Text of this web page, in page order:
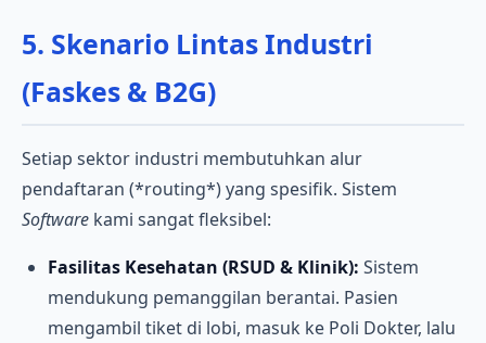
5. Skenario Lintas Industri
(Faskes & B2G)
Setiap sektor industri membutuhkan alur
pendaftaran (*routing*) yang spesifik. Sistem
Software kami sangat fleksibel:
Fasilitas Kesehatan (RSUD & Klinik): Sistem
mendukung pemanggilan berantai. Pasien
mengambil tiket di lobi, masuk ke Poli Dokter, lalu